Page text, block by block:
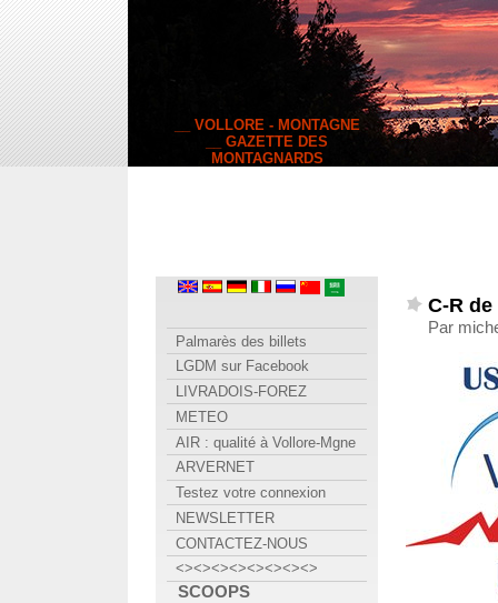
__ VOLLORE - MONTAGNE
__ GAZETTE DES
MONTAGNARDS
C-R
Par
Palmarès des billets
LGDM sur Facebook
LIVRADOIS-FOREZ
METEO
AIR : qualité à Vollore-Mgne
ARVERNET
Testez votre connexion
NEWSLETTER
CONTACTEZ-NOUS
<><><><><><><><>
SCOOPS